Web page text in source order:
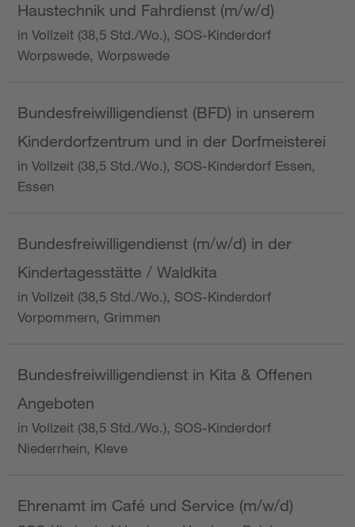
Haustechnik und Fahrdienst (m/w/d)
in Vollzeit (38,5 Std./Wo.), SOS-Kinderdorf
Worpswede, Worpswede
Bundesfreiwilligendienst (BFD) in unserem
Kinderdorfzentrum und in der Dorfmeisterei
in Vollzeit (38,5 Std./Wo.), SOS-Kinderdorf Essen,
Essen
Bundesfreiwilligendienst (m/w/d) in der
Kindertagesstätte / Waldkita
in Vollzeit (38,5 Std./Wo.), SOS-Kinderdorf
Vorpommern, Grimmen
Bundesfreiwilligendienst in Kita & Offenen
Angeboten
in Vollzeit (38,5 Std./Wo.), SOS-Kinderdorf
Niederrhein, Kleve
Ehrenamt im Café und Service (m/w/d)